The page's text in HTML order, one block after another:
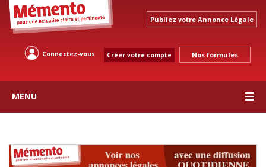
Publiez votre Annonce Légale
Connectez-vous Créer votre compte Nos formules
MENU